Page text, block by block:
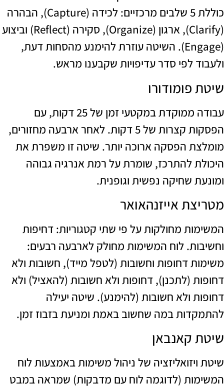
כוללת 5 שלבים מרכזיים: לכידה (Capture), הבהרה
(Clarify), ארגון (Organize), סקירה (Reflect) וביצוע
(Engage). השיטה עוזרת להימנע מהסחות דעת,
לפי סדר עדיפויות שקבענו מראש.
עבודה ממוקדת במקטעי זמן של 25 דקות, עם
הפסקות קצרות של 5 דקות. לאחר ארבעה מחזורים,
הפסקה ארוכה יותר. שיטה זו משפרת את
להתרכז, שומרת על רמת אנרגיה גבוהה
שחיקה נפשית וגופנית.
אייזנהאואר
מחולקות על פי שתי קטגוריות: דחיפות
לוח המשימות מחולק לארבעה רבעים:
דחופות וחשובות (לטפל מייד), חשובות ולא
(לתכנן), דחופות ולא חשובות (להאציל) ולא
ולא חשובות (להימנע). שיטה יעילה
במה שחשוב באמת ומניעת בזבוז זמן.
של ניהול משימות באמצעות לוח
(לדוגמה לוח עם מדבקות) שמראה במבט